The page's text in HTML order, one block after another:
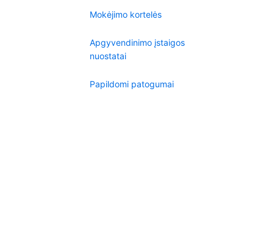
Mokėjimo kortelės
Apgyvendinimo įstaigos
nuostatai
Papildomi patogumai